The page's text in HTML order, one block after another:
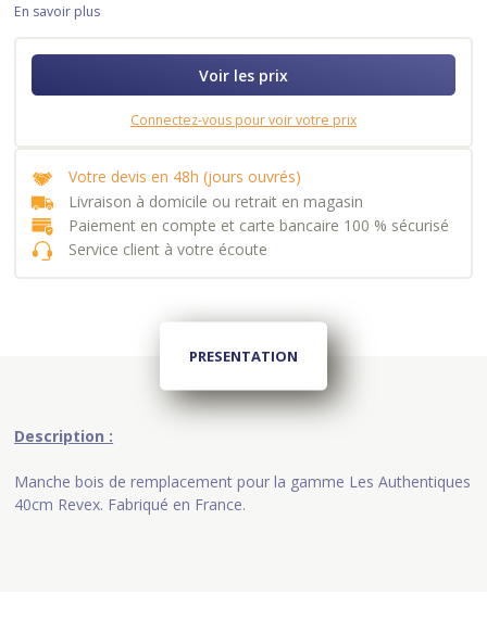
En savoir plus
Voir les prix
Connectez-vous pour voir votre prix
Votre devis en 48h (jours ouvrés)
Livraison à domicile ou retrait en magasin
Paiement en compte et carte bancaire 100 % sécurisé
Service client à votre écoute
PRESENTATION
Description :
Manche bois de remplacement pour la gamme Les Authentiques
40cm Revex. Fabriqué en France.